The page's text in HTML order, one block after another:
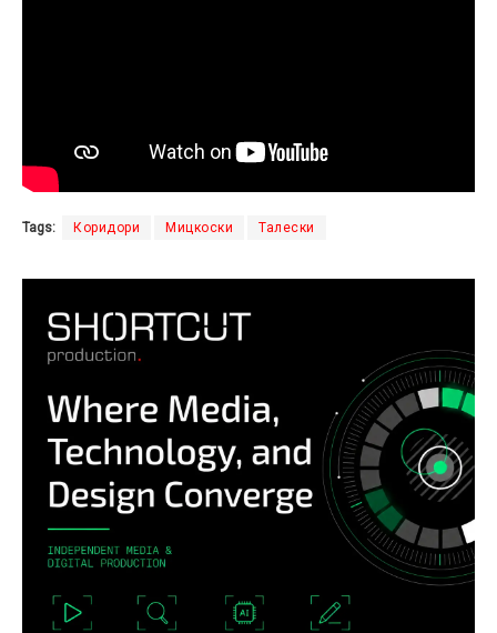
Tags: Коридори Мицкоски Талески